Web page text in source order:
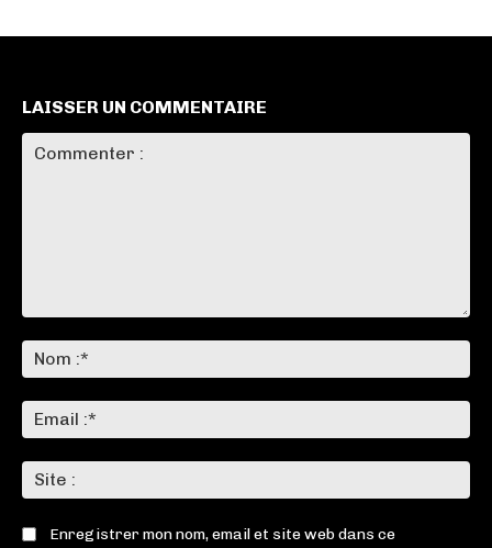
LAISSER UN COMMENTAIRE
:*
:*
:
Enregistrer mon nom, email et site web dans ce